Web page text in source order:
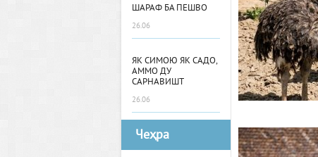
ШАРАФ БА ПЕШВО
26.06
ЯК СИМОЮ ЯК САДО,
АММО ДУ
САРНАВИШТ
26.06
Чеҳра